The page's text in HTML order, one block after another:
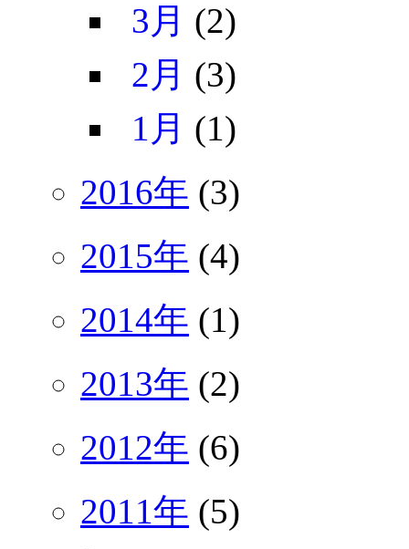
3月 (2)
2月 (3)
1月 (1)
2016年 (3)
2015年 (4)
2014年 (1)
2013年 (2)
2012年 (6)
2011年 (5)